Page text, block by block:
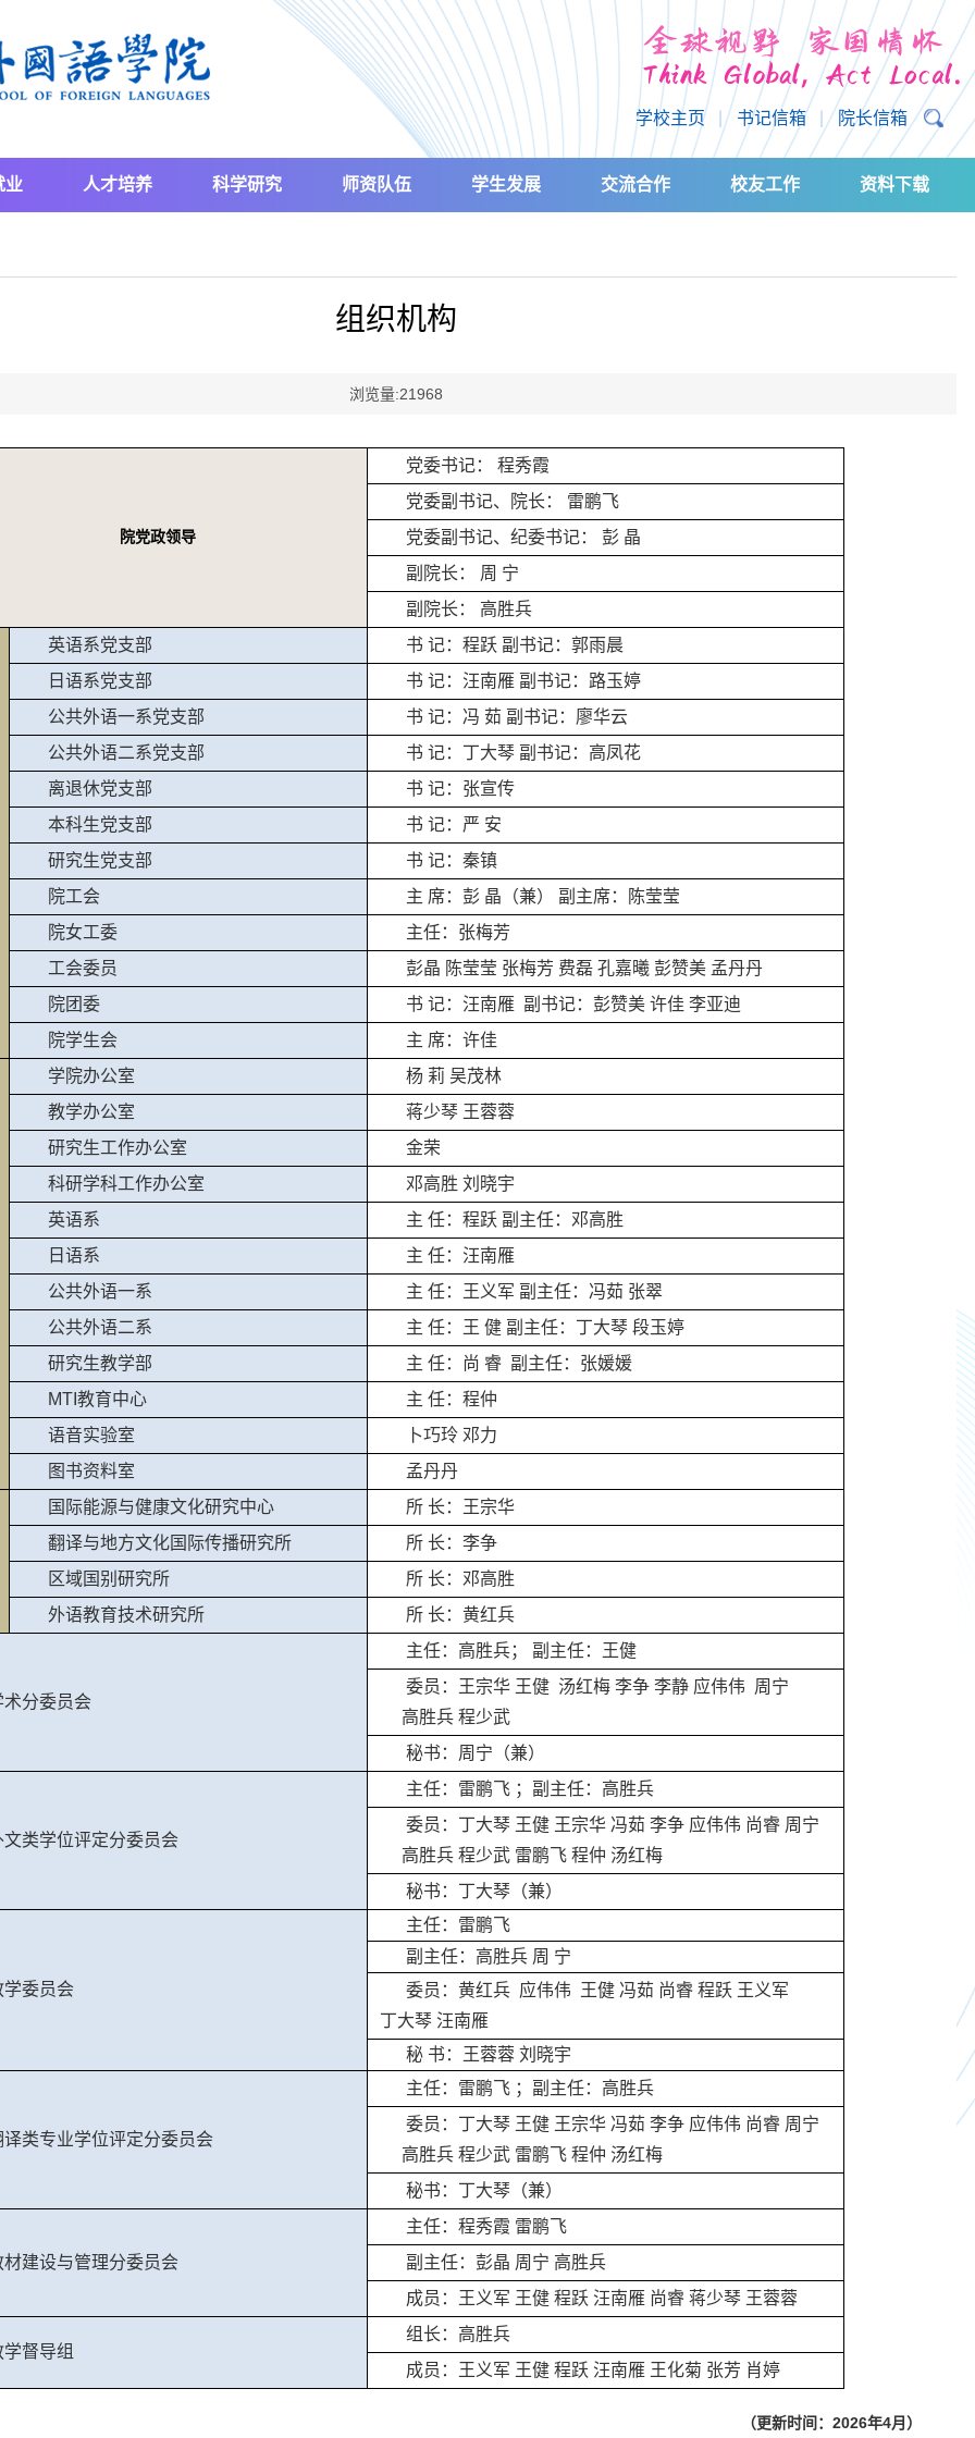
学校主页 书记信箱 院长信箱
业 人才培养 科学研究 师资队伍 学生发展 交流合作 校友工作 资料下载
组织机构
浏览量:21968
院党政领导
党委书记： 程秀霞
党委副书记、院长： 雷鹏飞
党委副书记、纪委书记： 彭 晶
副院长： 周 宁
副院长： 高胜兵
英语系党支部
书 记：程跃 副书记：郭雨晨
日语系党支部
书 记：汪南雁 副书记：路玉婷
公共外语一系党支部
书 记：冯 茹 副书记：廖华云
公共外语二系党支部
书 记：丁大琴 副书记：高凤花
离退休党支部
书 记：张宣传
本科生党支部
书 记：严 安
研究生党支部
书 记：秦镇
院工会
主 席：彭 晶（兼） 副主席：陈莹莹
院女工委
主任：张梅芳
工会委员
彭晶 陈莹莹 张梅芳 费磊 孔嘉曦 彭赞美 孟丹丹
院团委
书 记：汪南雁 副书记：彭赞美 许佳 李亚迪
院学生会
主 席：许佳
学院办公室
杨 莉 吴茂林
教学办公室
蒋少琴 王蓉蓉
研究生工作办公室
金荣
科研学科工作办公室
邓高胜 刘晓宇
英语系
主 任：程跃 副主任：邓高胜
日语系
主 任：汪南雁
公共外语一系
主 任： 王义军 副主任： 冯茹 张翠
公共外语二系
主 任：王 健 副主任：丁大琴 段玉婷
研究生教学部
主 任：尚 睿 副主任：张媛媛
MTI教育中心
主 任：程仲
语音实验室
卜巧玲 邓力
图书资料室
孟丹丹
国际能源与健康文化研究中心
所 长：王宗华
翻译与地方文化国际传播研究所
所 长：李争
区域国别研究所
所 长：邓高胜
外语教育技术研究所
所 长：黄红兵
术分委员会
主任：高胜兵； 副主任：王健
委员：王宗华 王健 汤红梅 李争 李静 应伟伟 周宁
高胜兵 程少武
秘书：周宁（兼）
文类学位评定分委员会
主任：雷鹏飞 ；副主任：高胜兵
委员：丁大琴 王健 王宗华 冯茹 李争 应伟伟 尚睿 周宁
高胜兵 程少武 雷鹏飞 程仲 汤红梅
秘书：丁大琴（兼）
学委员会
主任：雷鹏飞
副主任：高胜兵 周 宁
委员：黄红兵 应伟伟 王健 冯茹 尚睿 程跃 王义军
丁大琴 汪南雁
秘 书：王蓉蓉 刘晓宇
译类专业学位评定分委员会
主任：雷鹏飞 ；副主任：高胜兵
委员：丁大琴 王健 王宗华 冯茹 李争 应伟伟 尚睿 周宁
高胜兵 程少武 雷鹏飞 程仲 汤红梅
秘书：丁大琴（兼）
材建设与管理分委员会
主任：程秀霞 雷鹏飞
副主任：彭晶 周宁 高胜兵
成员：王义军 王健 程跃 汪南雁 尚睿 蒋少琴 王蓉蓉
学督导组
组长：高胜兵
成员：王义军 王健 程跃 汪南雁 王化菊 张芳 肖婷
（更新时间：2026年4月）